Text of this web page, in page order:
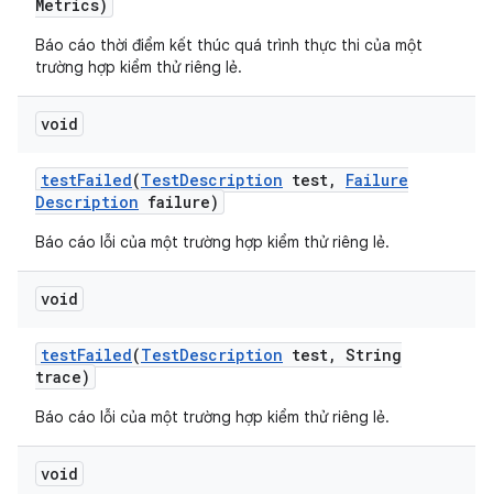
Metrics)
Báo cáo thời điểm kết thúc quá trình thực thi của một
trường hợp kiểm thử riêng lẻ.
void
testFailed(TestDescription test,
Failure
Description failure)
Báo cáo lỗi của một trường hợp kiểm thử riêng lẻ.
void
testFailed(TestDescription test, String
trace)
Báo cáo lỗi của một trường hợp kiểm thử riêng lẻ.
void